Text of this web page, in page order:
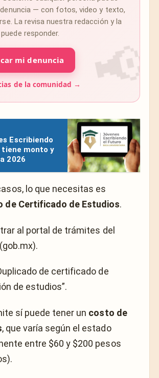
— con fotos, video y texto,
La revisa nuestra redacción y la
responder.
mi denuncia
de la comunidad →
Escribiendo
tiene monto y
2026
lo que necesitas es
de Certificado de Estudios.
al portal de trámites del
de certificado de
de estudios”.
sí puede tener un costo de
, que varía según el estado
entre $60 y $200 pesos